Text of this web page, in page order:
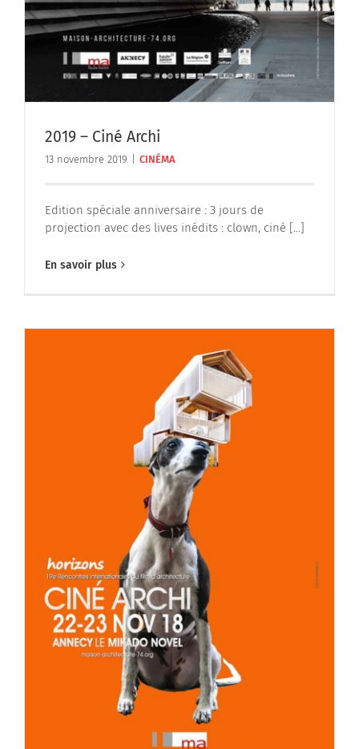
2019 – Ciné Archi
13 novembre 2019 CINÉMA
Edition spéciale anniversaire : 3 jours de
projection avec des lives inédits : clown, ciné [...]
En savoir plus